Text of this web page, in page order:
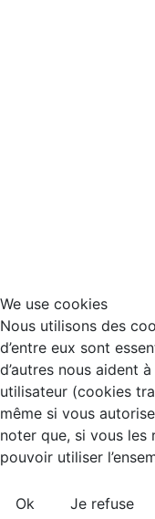
We use cookies
Nous utilisons des
d’entre eux sont
d’autres nous aident
utilisateur (cookies
même si vous
noter que, si vous les
pouvoir utiliser
Ok Je refuse